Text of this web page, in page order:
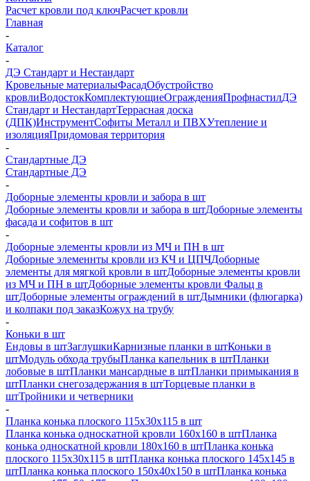
Расчет кровли под ключРасчет кровли
Главная
-
Каталог
-
ДЭ Стандарт и Нестандарт
Кровельные материалыФасадОбустройство
кровлиВодостокКомплектующиеОгражденияПрофнастилДЭ
Стандарт и НестандартТеррасная доска
(ДПК)ИнструментСофиты Металл и ПВХУтепление и
изоляцияПридомовая территория
-
Стандартные ДЭ
Стандартные ДЭ
-
Доборные элементы кровли и забора в шт
Доборные элементы кровли и забора в штДоборные элементы
фасада и софитов в шт
-
Доборные элементы кровли из МЧ и ПН в шт
Доборные элеменнты кровли из КЧ и ЦПЧДоборные
элементы для мягкой кровли в штДоборные элементы кровли
из МЧ и ПН в штДоборные элементы кровли Фальц в
штДоборные элементы ограждений в штДымники (флюгарка)
и колпаки под заказКожух на трубу
-
Коньки в шт
Ендовы в штЗаглушкиКарнизные планки в штКоньки в
штМодуль обхода трубыПланка капельник в штПланки
лобовые в штПланки мансардные в штПланки примыкания в
штПланки снегозадержания в штТорцевые планки в
штТройники и четверники
-
Планка конька плоского 115х30х115 в шт
Планка конька односкатной кровли 160х160 в штПланка
конька односкатной кровли 180х160 в штПланка конька
плоского 115х30х115 в штПланка конька плоского 145х145 в
штПланка конька плоского 150х40х150 в штПланка конька